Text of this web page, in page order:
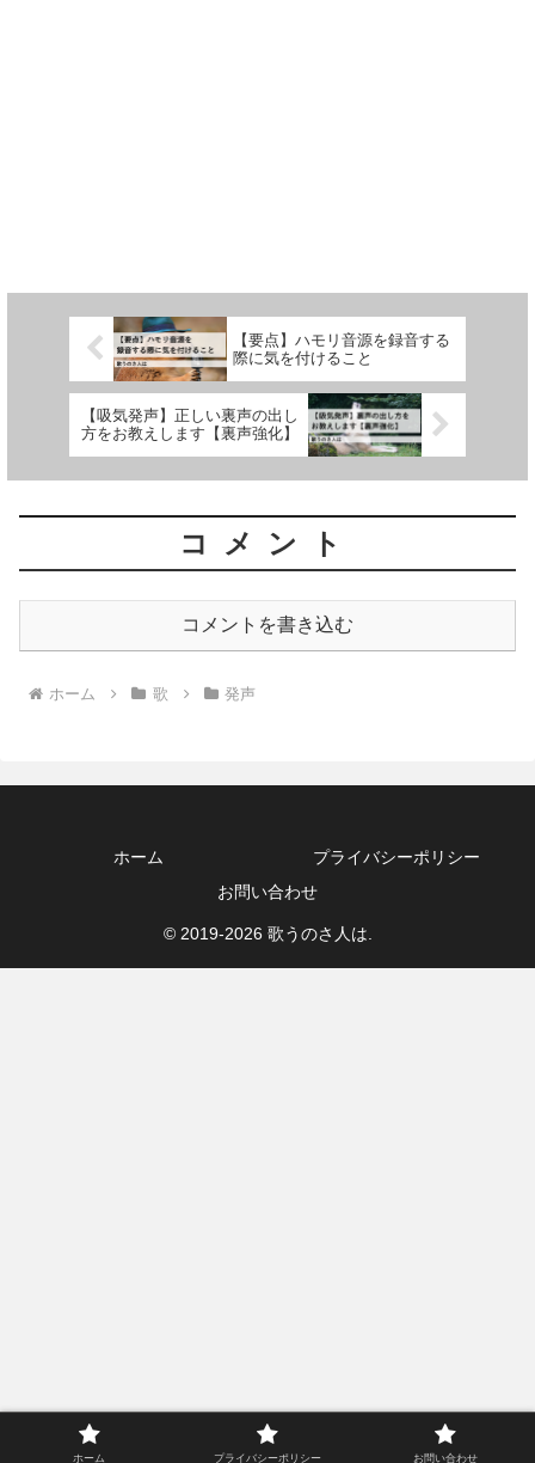
【要点】ハモリ音源を録音する
際に気を付けること
【吸気発声】正しい裏声の出し
方をお教えします【裏声強化】
コメント
コメントを書き込む
ホーム 歌 発声
ホーム
プライバシーポリシー
お問い合わせ
© 2019-2026 歌うのさ人は.
ホーム プライバシーポリシー お問い合わせ